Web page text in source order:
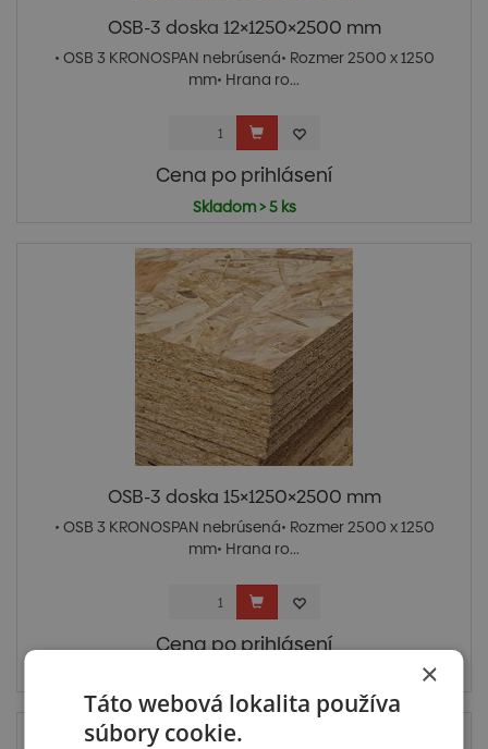
OSB-3 doska 12×1250×2500 mm
• OSB 3 KRONOSPAN nebrúsená• Rozmer 2500 x 1250
mm• Hrana ro...
Cena po prihlásení
Skladom > 5 ks
OSB-3 doska 15×1250×2500 mm
• OSB 3 KRONOSPAN nebrúsená• Rozmer 2500 x 1250
mm• Hrana ro...
Cena po prihlásení
×
Táto webová lokalita používa
súbory cookie.